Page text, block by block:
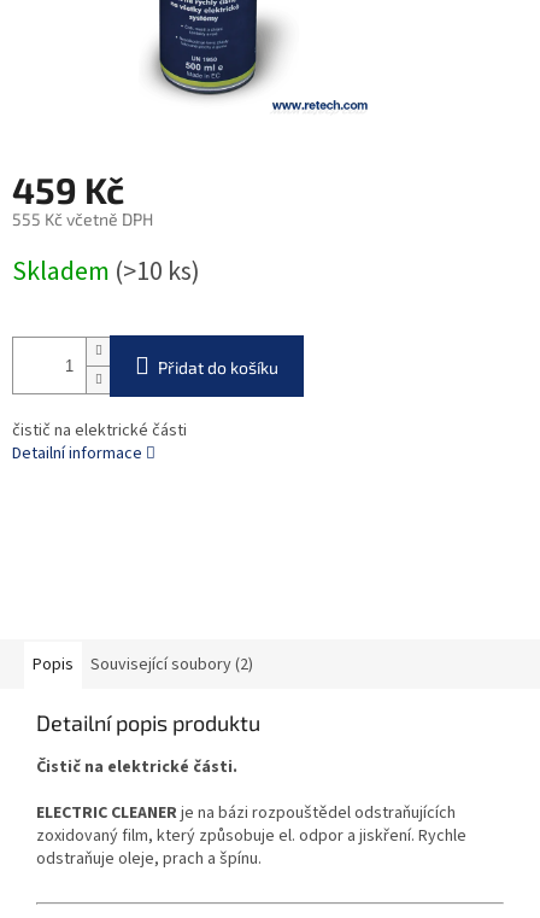
459 Kč
555 Kč včetně DPH
cena:
Skladem (>10 ks)
Přidat do košíku
čistič na elektrické části
Detailní informace
Popis Související soubory (2)
Detailní popis produktu
Čistič na elektrické části.
ELECTRIC CLEANERje na bázi rozpouštědel odstraňujících
zoxidovaný film, který způsobuje el. odpor a jiskření. Rychle
odstraňuje oleje, prach a špínu.